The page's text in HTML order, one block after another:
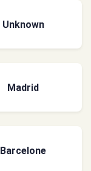
Unknown
Madrid
Barcelone